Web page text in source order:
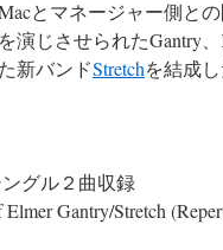
とマネージャー側と
演じさせられたGantry
新バンドStretchを結成し
ングル２曲収録
Gantry/Stretch